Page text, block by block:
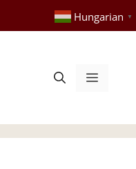
Hungarian ▼
Menü